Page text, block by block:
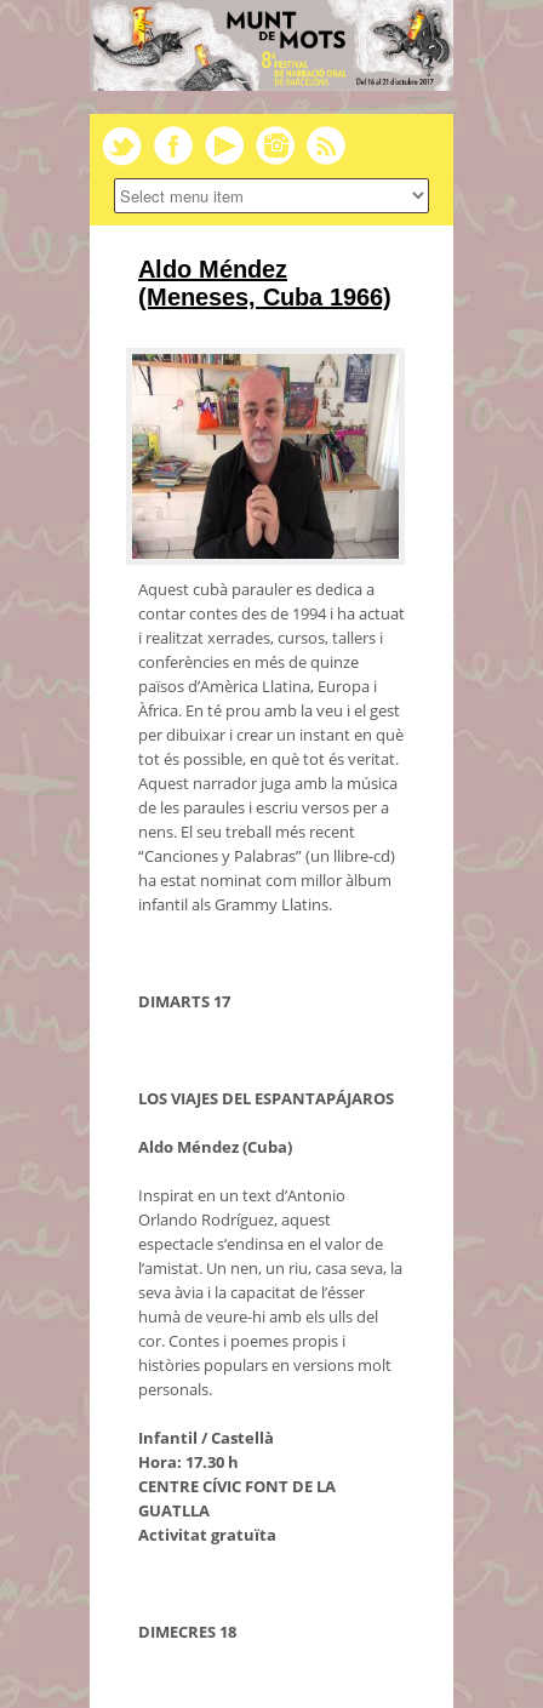
Aldo Méndez
(Meneses, Cuba 1966)
Aquest cubà parauler es dedica a
contar contes des de 1994 i ha actuat
i realitzat xerrades, cursos, tallers i
conferències en més de quinze
països d’Amèrica Llatina, Europa i
Àfrica. En té prou amb la veu i el gest
per dibuixar i crear un instant en què
tot és possible, en què tot és veritat.
Aquest narrador juga amb la música
de les paraules i escriu versos per a
nens. El seu treball més recent
“Canciones y Palabras” (un llibre-cd)
ha estat nominat com millor àlbum
infantil als Grammy Llatins.
DIMARTS 17
LOS VIAJES DEL ESPANTAPÁJAROS
Aldo Méndez (Cuba)
Inspirat en un text d’Antonio
Orlando Rodríguez, aquest
espectacle s’endinsa en el valor de
l’amistat. Un nen, un riu, casa seva, la
seva àvia i la capacitat de l’ésser
humà de veure-hi amb els ulls del
cor. Contes i poemes propis i
històries populars en versions molt
personals.
Infantil / Castellà
Hora: 17.30 h
CENTRE CÍVIC FONT DE LA
GUATLLA
Activitat gratuïta
DIMECRES 18